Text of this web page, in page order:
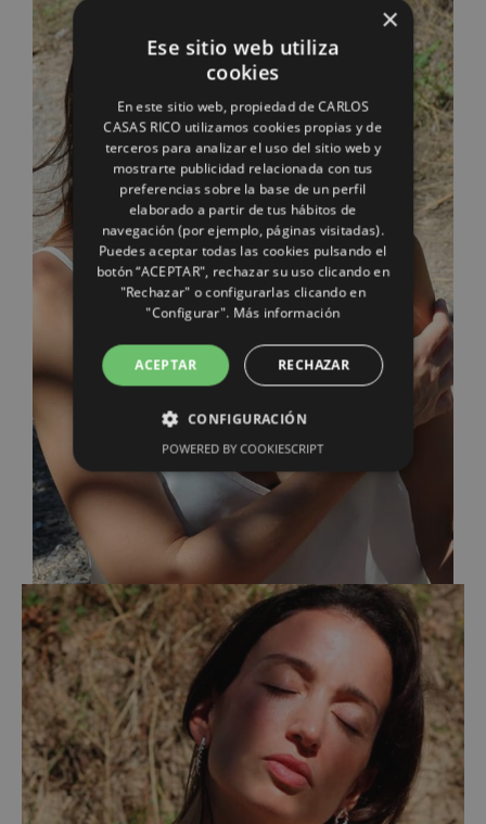
×
Ese sitio web utiliza
cookies
En este sitio web, propiedad de CARLOS
CASAS RICO utilizamos cookies propias y de
terceros para analizar el uso del sitio web y
mostrarte publicidad relacionada con tus
preferencias sobre la base de un perfil
elaborado a partir de tus hábitos de
navegación (por ejemplo, páginas visitadas).
Puedes aceptar todas las cookies pulsando el
botón “ACEPTAR", rechazar su uso clicando en
"Rechazar" o configurarlas clicando en
"Configurar". Más información
ACEPTAR RECHAZAR
CONFIGURACIÓN
POWERED BY COOKIESCRIPT